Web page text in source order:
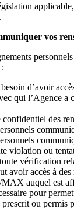
vos
d’avoir
qui l’Agence a
des
violation ou
vérification
avoir accès à
MAX auquel est
pour
ou